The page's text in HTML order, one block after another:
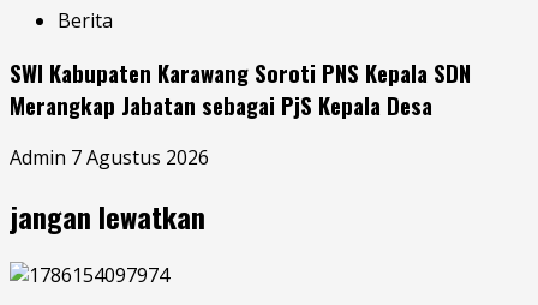
Berita
SWI Kabupaten Karawang Soroti PNS Kepala SDN
Merangkap Jabatan sebagai PjS Kepala Desa
Admin 7 Agustus 2026
jangan lewatkan